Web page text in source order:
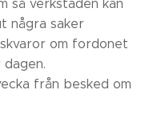
så verkstaden kan
några saker
om fordonet
från besked om